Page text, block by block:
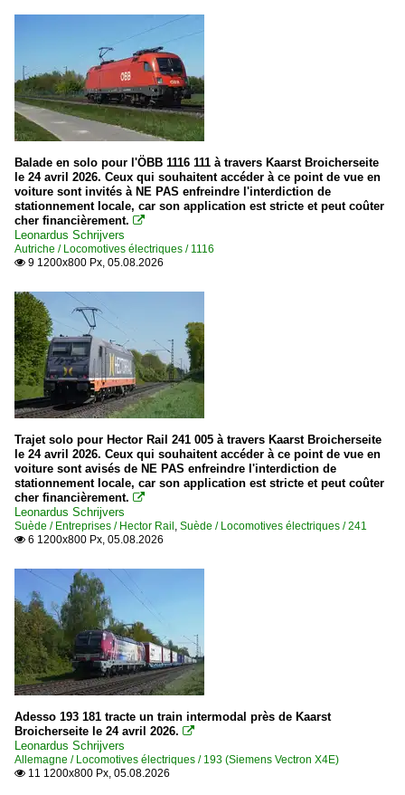
Balade en solo pour l'ÖBB 1116 111 à travers Kaarst Broicherseite
le 24 avril 2026. Ceux qui souhaitent accéder à ce point de vue en
voiture sont invités à NE PAS enfreindre l'interdiction de
stationnement locale, car son application est stricte et peut coûter
cher financièrement. 
Leonardus Schrijvers
Autriche / Locomotives électriques / 1116
 9 1200x800 Px, 05.08.2026
Trajet solo pour Hector Rail 241 005 à travers Kaarst Broicherseite
le 24 avril 2026. Ceux qui souhaitent accéder à ce point de vue en
voiture sont avisés de NE PAS enfreindre l'interdiction de
stationnement locale, car son application est stricte et peut coûter
cher financièrement. 
Leonardus Schrijvers
Suède / Entreprises / Hector Rail , Suède / Locomotives électriques / 241
 6 1200x800 Px, 05.08.2026
Adesso 193 181 tracte un train intermodal près de Kaarst
Broicherseite le 24 avril 2026. 
Leonardus Schrijvers
Allemagne / Locomotives électriques / 193 (Siemens Vectron X4E)
 11 1200x800 Px, 05.08.2026